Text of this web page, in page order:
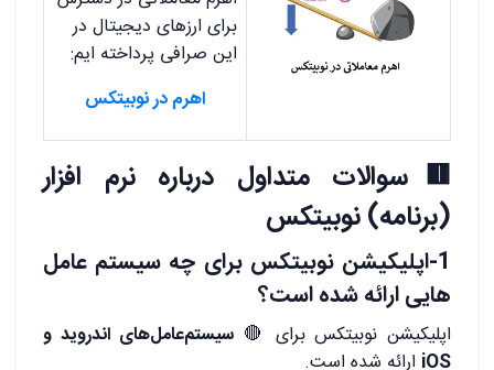
برای ارزهای دیجیتال در
این صرافی پرداخته ایم:
اهرم در نوبیتکس
🟥سوالات متداول درباره نرم افزار
(برنامه) نوبیتکس
1-اپلیکیشن نوبیتکس برای چه سیستم عامل
هایی ارائه شده است؟
اپلیکیشن نوبیتکس برای 🔴 سیستم‌عامل‌های اندروید و
iOS ارائه شده است.